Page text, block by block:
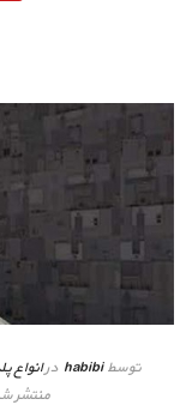
توسط habibi درانواع
منتشر